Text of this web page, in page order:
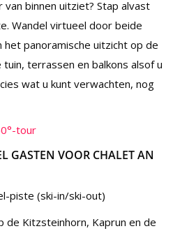
binnen uitziet? Stap alvast
Wandel virtueel door beide
panoramische uitzicht op de
terrassen en balkons alsof u
wat u kunt verwachten, nog
tour
GASTEN VOOR CHALET AN
piste (ski-in/ski-out)
de Kitzsteinhorn, Kaprun en de